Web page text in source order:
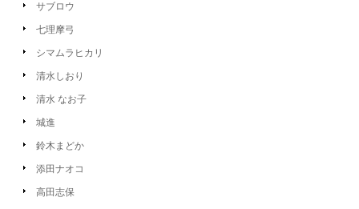
サブロウ
七理摩弓
シマムラヒカリ
清水しおり
清水 なお子
城進
鈴木まどか
添田ナオコ
高田志保